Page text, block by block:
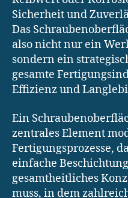
Sicherheit und
Das
also nicht nur ein
sondern ein
gesamte
Effizienz und
Ein
zentrales Element
Fertigungsprozesse,
einfache
gesamtheitliches
muss, in dem